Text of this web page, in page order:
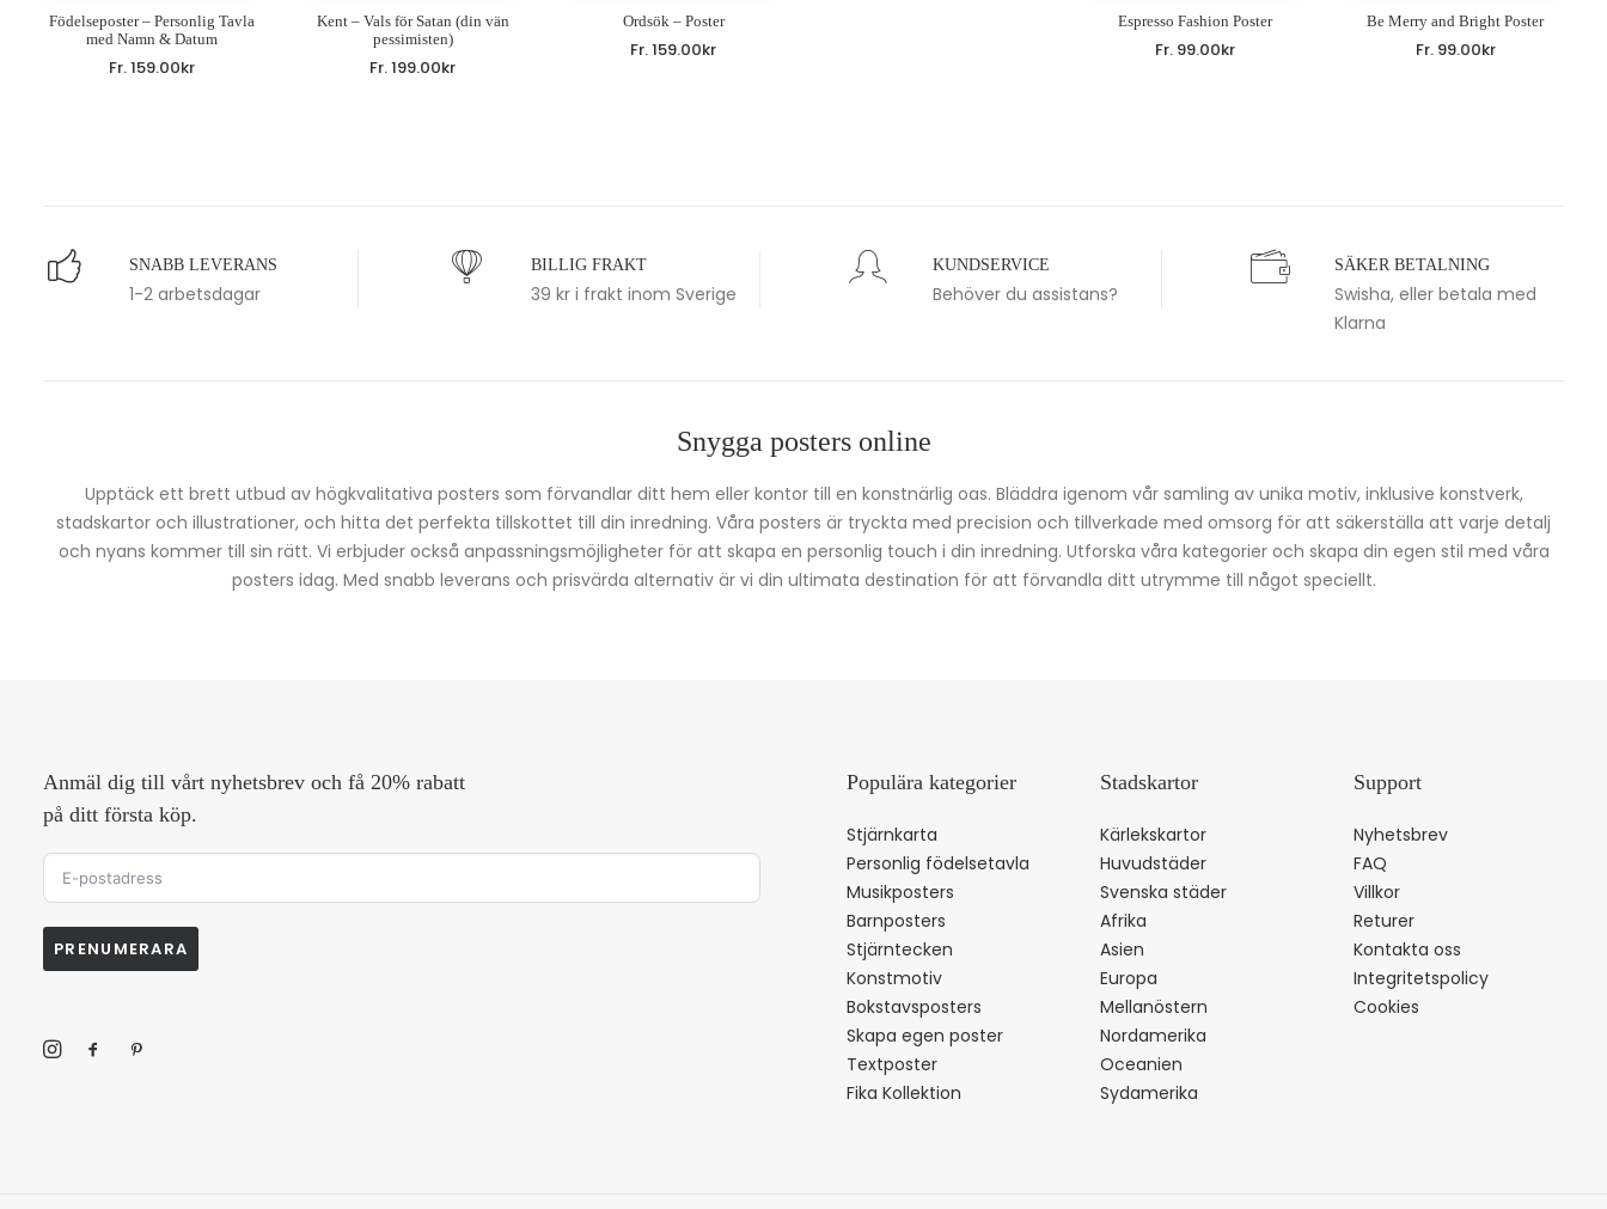
Födelseposter – Personlig Tavla
med Namn & Datum
Fr.159.00kr
Kent – Vals för Satan (din vän
pessimisten)
Fr.199.00kr
Ordsök – Poster
Fr.159.00kr
Espresso Fashion Poster
Fr. 99.00kr
Be Merry and Bright Poster
Fr. 99.00kr
SNABB LEVERANS
1-2 arbetsdagar
BILLIG FRAKT
39 kr i frakt inom Sverige
KUNDSERVICE
Behöver du assistans?
SÄKER BETALNING
Swisha, eller betala med
Klarna
Snygga posters online
Upptäck ett brett utbud av högkvalitativa posters som förvandlar ditt hem eller kontor till en konstnärlig oas. Bläddra igenom vår samling av unika motiv, inklusive konstverk,
stadskartor och illustrationer, och hitta det perfekta tillskottet till din inredning. Våra posters är tryckta med precision och tillverkade med omsorg för att säkerställa att varje detalj
och nyans kommer till sin rätt. Vi erbjuder också anpassningsmöjligheter för att skapa en personlig touch i din inredning. Utforska våra kategorier och skapa din egen stil med våra
posters idag. Med snabb leverans och prisvärda alternativ är vi din ultimata destination för att förvandla ditt utrymme till något speciellt.
Anmäl dig till vårt nyhetsbrev och få 20% rabatt
på ditt första köp.
PRENUMERARA
Populära kategorier
Stjärnkarta
Personlig födelsetavla
Musikposters
Barnposters
Stjärntecken
Konstmotiv
Bokstavsposters
Skapa egen poster
Textposter
Fika Kollektion
Stadskartor
Kärlekskartor
Huvudstäder
Svenska städer
Afrika
Asien
Europa
Mellanöstern
Nordamerika
Oceanien
Sydamerika
Support
Nyhetsbrev
FAQ
Villkor
Returer
Kontakta oss
Integritetspolicy
Cookies